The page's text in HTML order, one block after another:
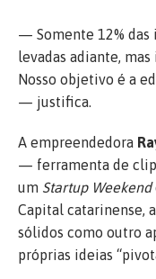
— Somente 12% das
levadas adiante,
Nosso objetivo é a
— justifica.
A empreendedora
— ferramenta de
um Startup Weekend
Capital catarinense,
sólidos como outro
próprias ideias